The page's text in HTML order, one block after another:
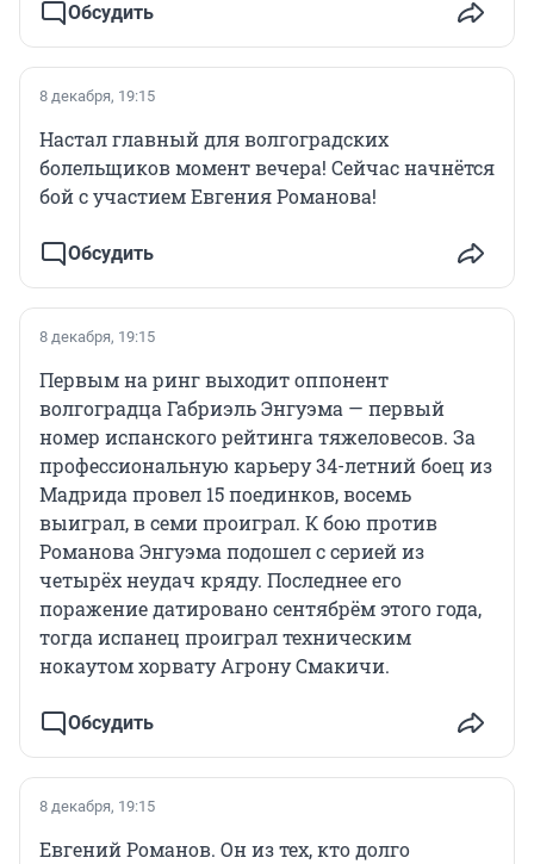
Обсудить
8 декабря, 19:15
Настал главный для волгоградских
болельщиков момент вечера! Сейчас начнётся
бой с участием Евгения Романова!
Обсудить
8 декабря, 19:15
Первым на ринг выходит оппонент
волгоградца Габриэль Энгуэма — первый
номер испанского рейтинга тяжеловесов. За
профессиональную карьеру 34-летний боец из
Мадрида провел 15 поединков, восемь
выиграл, в семи проиграл. К бою против
Романова Энгуэма подошел с серией из
четырёх неудач кряду. Последнее его
поражение датировано сентябрём этого года,
тогда испанец проиграл техническим
нокаутом хорвату Агрону Смакичи.
Обсудить
8 декабря, 19:15
Евгений Романов. Он из тех, кто долго